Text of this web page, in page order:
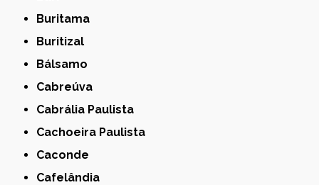
Buritama
Buritizal
Bálsamo
Cabreúva
Cabrália Paulista
Cachoeira Paulista
Caconde
Cafelândia